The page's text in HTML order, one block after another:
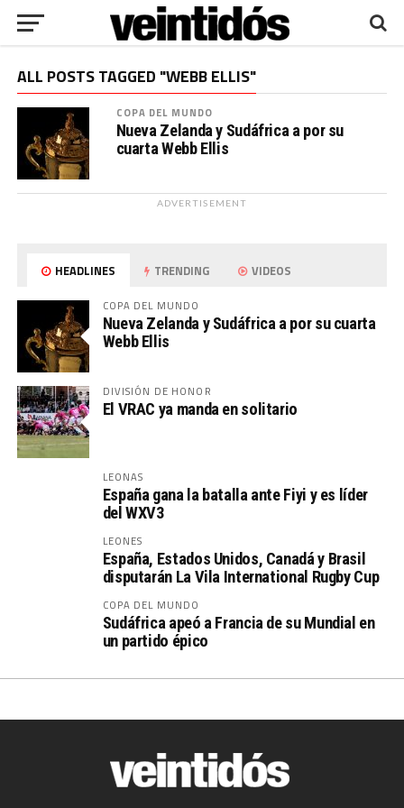
ALL POSTS TAGGED "WEBB ELLIS"
COPA DEL MUNDO
Nueva Zelanda y Sudáfrica a por su
cuarta Webb Ellis
ADVERTISEMENT
HEADLINES TRENDING VIDEOS
COPA DEL MUNDO
Nueva Zelanda y Sudáfrica a por su cuarta
Webb Ellis
DIVISIÓN DE HONOR
El VRAC ya manda en solitario
LEONAS
España gana la batalla ante Fiyi y es líder
del WXV3
LEONES
España, Estados Unidos, Canadá y Brasil
disputarán La Vila International Rugby Cup
COPA DEL MUNDO
Sudáfrica apeó a Francia de su Mundial en
un partido épico